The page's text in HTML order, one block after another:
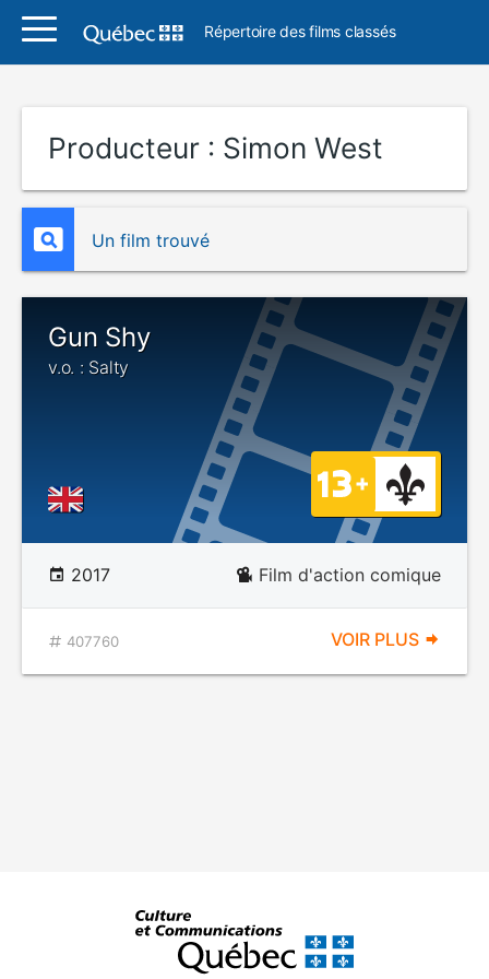
Répertoire des films classés
Producteur : Simon West
Un film trouvé
Gun Shy
v.o. : Salty
2017 Film d'action comique
407760 VOIR PLUS